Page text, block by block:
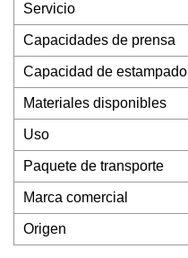
Servicio
Capacidades de prensa
Capacidad de estampado
Materiales disponibles
Uso
Paquete de transporte
Marca comercial
Origen